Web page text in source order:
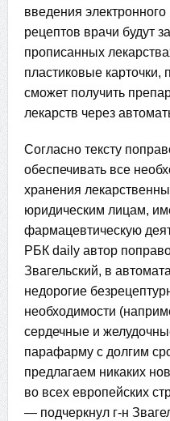
введения
рецептов врачи будут
прописанных
пластиковые карточки,
сможет получить
лекарств через
Согласно тексту
обеспечивать все
хранения
юридическим лицам,
фармацевтическую
РБК daily автор
Звагельский, в
недорогие
необходимости
сердечные и
парафарму с долгим
предлагаем никаких
во всех европейских
— подчеркнул г-н